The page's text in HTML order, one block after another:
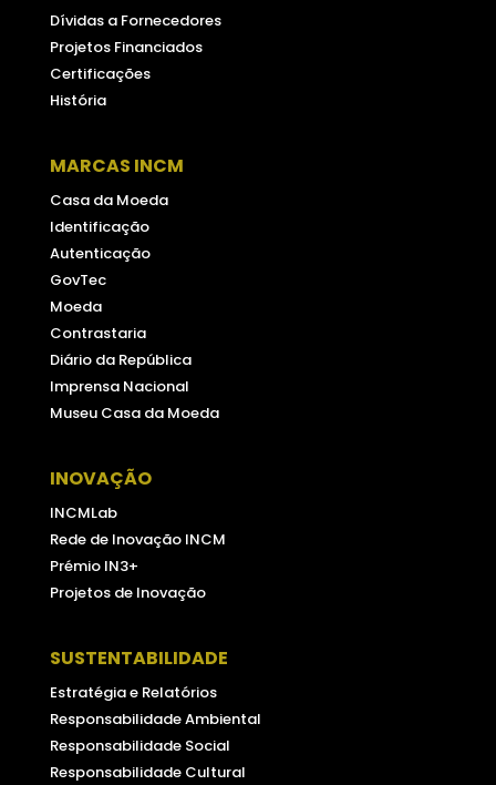
Dívidas a Fornecedores
Projetos Financiados
Certificações
História
MARCAS INCM
Casa da Moeda
Identificação
Autenticação
GovTec
Moeda
Contrastaria
Diário da República
Imprensa Nacional
Museu Casa da Moeda
INOVAÇÃO
INCMLab
Rede de Inovação INCM
Prémio IN3+
Projetos de Inovação
SUSTENTABILIDADE
Estratégia e Relatórios
Responsabilidade Ambiental
Responsabilidade Social
Responsabilidade Cultural